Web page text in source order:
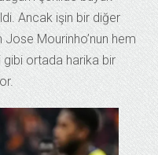
Ancak işin bir diğer
Mourinho’nun hem
ortada harika bir